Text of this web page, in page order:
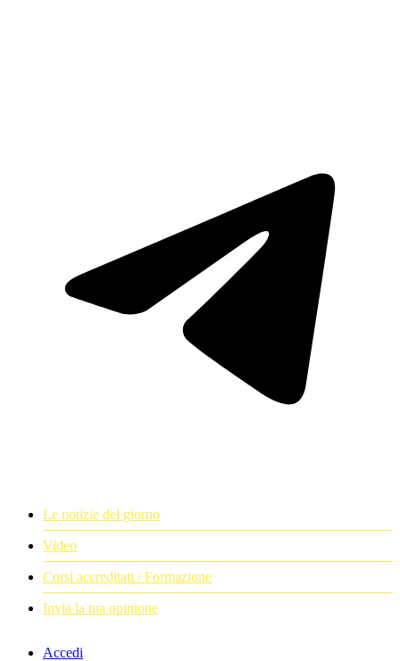
Le notizie del giorno
Video
Corsi accreditati / Formazione
Invia la tua opinione
Accedi